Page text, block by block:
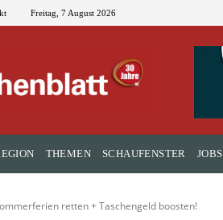
Freitag, 7 August 2026
THEMEN SCHAUFENSTER JOBS
retten + Taschengeld boosten!